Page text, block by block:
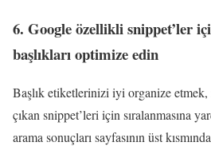
6. Google özellikli snippet’ler
başlıkları optimize edin
Başlık etiketlerinizi iyi organize
çıkan snippet’leri için sıralanmasına
arama sonuçları sayfasının üst